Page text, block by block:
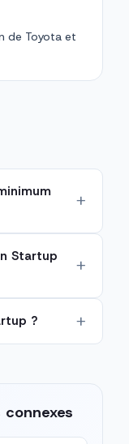
de Toyota et
Startup
?